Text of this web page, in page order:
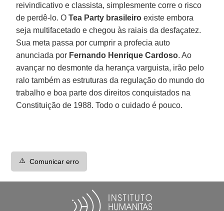
reivindicativo e classista, simplesmente corre o risco
de perdê-lo. OTea Party brasileiro existe embora
seja multifacetado e chegou às raiais da desfaçatez.
Sua meta passa por cumprir a profecia auto
anunciada por Fernando Henrique Cardoso. Ao
avançar no desmonte da herança varguista, irão pelo
ralo também as estruturas da regulação do mundo do
trabalho e boa parte dos direitos conquistados na
Constituição de 1988. Todo o cuidado é pouco.
⚠️ Comunicar erro